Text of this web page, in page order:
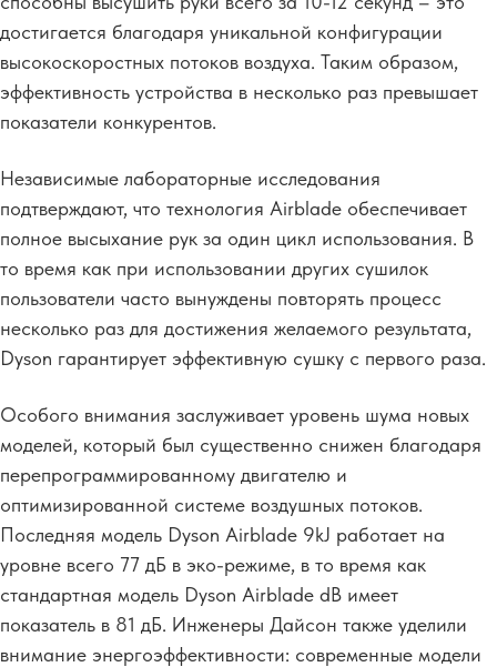
достигается благодаря уникальной конфигурации
высокоскоростных потоков воздуха. Таким образом,
эффективность устройства в несколько раз превышает
показатели конкурентов.
Независимые лабораторные исследования
подтверждают, что технология Airblade обеспечивает
полное высыхание рук за один цикл использования. В
то время как при использовании других сушилок
пользователи часто вынуждены повторять процесс
несколько раз для достижения желаемого результата,
Dyson гарантирует эффективную сушку с первого раза.
Особого внимания заслуживает уровень шума новых
моделей, который был существенно снижен благодаря
перепрограммированному двигателю и
оптимизированной системе воздушных потоков.
Последняя модель Dyson Airblade 9kJ работает на
уровне всего 77 дБ в эко-режиме, в то время как
стандартная модель Dyson Airblade dB имеет
показатель в 81 дБ. Инженеры Дайсон также уделили
внимание энергоэффективности: современные модели